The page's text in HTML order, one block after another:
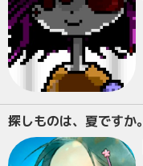
探しものは、夏ですか。